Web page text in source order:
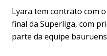
Lyara tem contrato com
final da Superliga, com
parte da equipe